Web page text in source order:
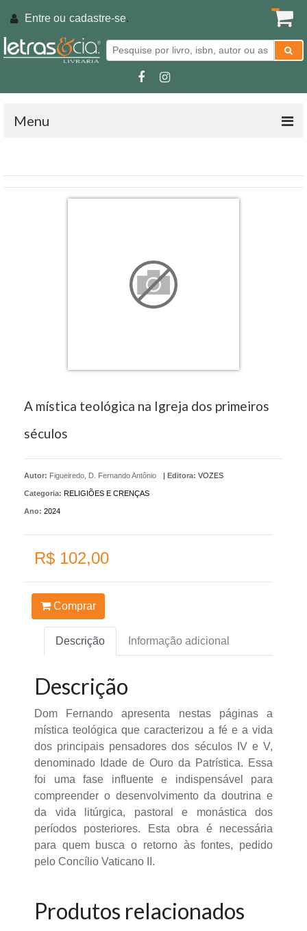
Entre ou cadastre-se.
Menu
A mística teológica na Igreja dos primeiros
séculos
Autor: Figueiredo, D. Fernando Antônio | Editora: VOZES
Categoria: RELIGIÕES E CRENÇAS
Ano: 2024
R$ 102,00
Comprar
Descrição Informação adicional
Descrição
Dom Fernando apresenta nestas páginas a
mística teológica que caracterizou a fé e a vida
dos principais pensadores dos séculos IV e V,
denominado Idade de Ouro da Patrística. Essa
foi uma fase influente e indispensável para
compreender o desenvolvimento da doutrina e
da vida litúrgica, pastoral e monástica dos
períodos posteriores. Esta obra é necessária
para quem busca o retorno às fontes, pedido
pelo Concílio Vaticano II.
Produtos relacionados